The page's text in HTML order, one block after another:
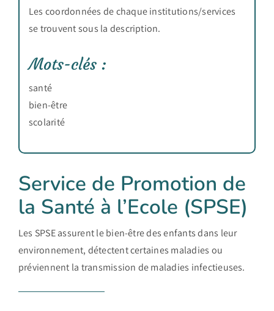
Les coordonnées de chaque institutions/services
se trouvent sous la description.
Mots-clés :
santé
bien-être
scolarité
Service de Promotion de
la Santé à l’Ecole (SPSE)
Les SPSE assurent le bien-être des enfants dans leur
environnement, détectent certaines maladies ou
préviennent la transmission de maladies infectieuses.